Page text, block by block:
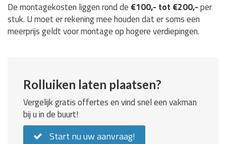
De montagekosten liggen rond de €100,- tot €200,-per
stuk. U moet er rekening mee houden dat er soms een
meerprijs geldt voor montage op hogere verdiepingen.
Rolluiken laten plaatsen?
Vergelijk gratis offertes en vind snel een vakman
bij u in de buurt!
Start nu uw aanvraag!